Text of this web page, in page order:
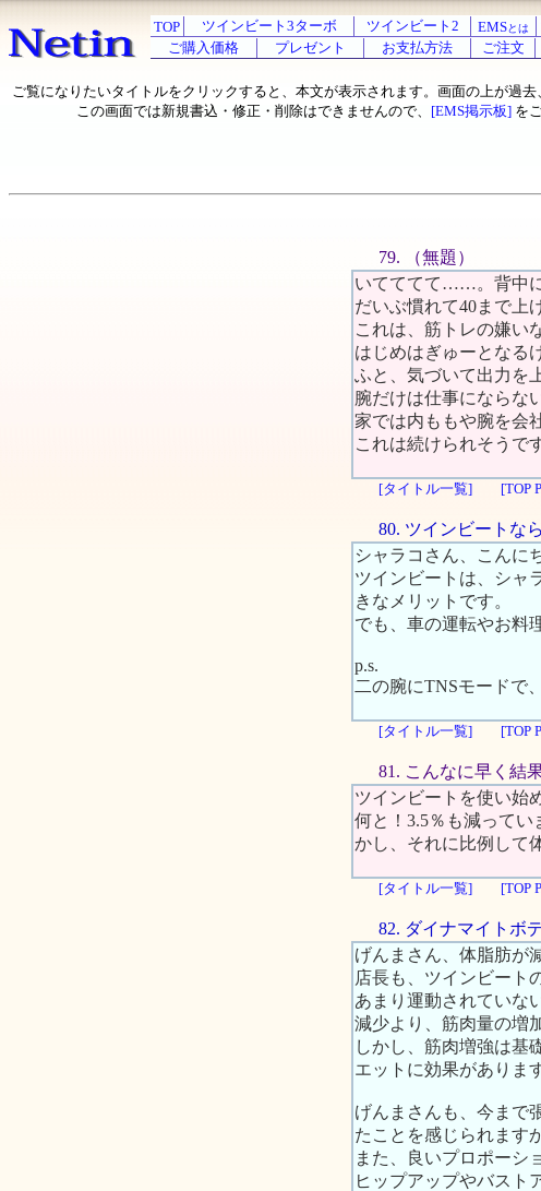
TOP ツインビート3ターボ ツインビート2 EMSとは
ご購入価格
プレゼント お支払方法 ご注文
ご覧になりたいタイトルをクリックすると、本文が表示されます。画面の上が過去
この画面では新規書込・修正・削除はできませんので、 [EMS掲示板] を
79. （無題）
いてててて……。背中
だいぶ慣れて40まで上
これは、筋トレの嫌い
はじめはぎゅーとなる
ふと、気づいて出力を
腕だけは仕事にならな
家では内ももや腕を会
これは続けられそうで
[タイトル一覧] [TOP
80. ツインビートな
シャラコさん、こんに
ツインビートは、シャ
きなメリットです。
でも、車の運転やお料
p.s.
二の腕にTNSモードで
[タイトル一覧] [TOP
81. こんなに早く結
ツインビートを使い始
何と！3.5％も減って
かし、それに比例して
[タイトル一覧] [TOP
82. ダイナマイトボ
げんまさん、体脂肪が
店長も、ツインビート
あまり運動されていな
減少より、筋肉量の増
しかし、筋肉増強は基
エットに効果がありま
げんまさんも、今まで
たことを感じられます
また、良いプロポーシ
ヒップアップやバスト